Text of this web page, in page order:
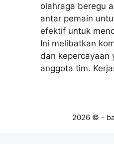
olahraga beregu
antar pemain
efektif untuk
Ini melibatkan
dan kepercayaan
anggota tim.
2026 © -